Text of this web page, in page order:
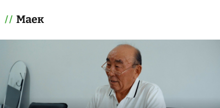
Маек